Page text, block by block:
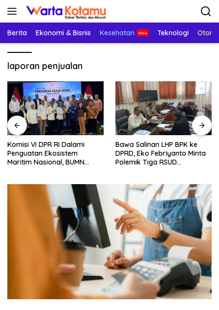
Langsung
Berita Ekonomi & Bisnis Kesehatan Teknologi
laporan penjualan
Komisi VI DPR RI Dalami
Penguatan Ekosistem
Maritim Nasional, BUMN
Bawa Salinan LHP BPK ke
DPRD, Eko Febriyanto Minta
Polemik Tiga RSUD